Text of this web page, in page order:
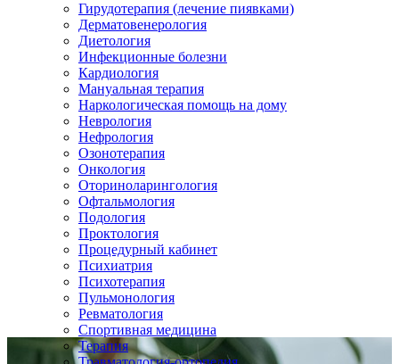
Гирудотерапия (лечение пиявками)
Дерматовенерология
Диетология
Инфекционные болезни
Кардиология
Мануальная терапия
Наркологическая помощь на дому
Неврология
Нефрология
Озонотерапия
Онкология
Оториноларингология
Офтальмология
Подология
Проктология
Процедурный кабинет
Психиатрия
Психотерапия
Пульмонология
Ревматология
Спортивная медицина
Терапия